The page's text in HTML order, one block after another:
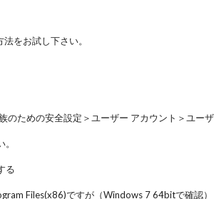
をお試し下さい。
のための安全設定＞ユーザー アカウント＞ユー
る
Files(x86)ですが（Windows 7 64bitで確認）